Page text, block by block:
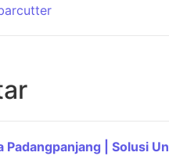
Padangpanjang | Solusi